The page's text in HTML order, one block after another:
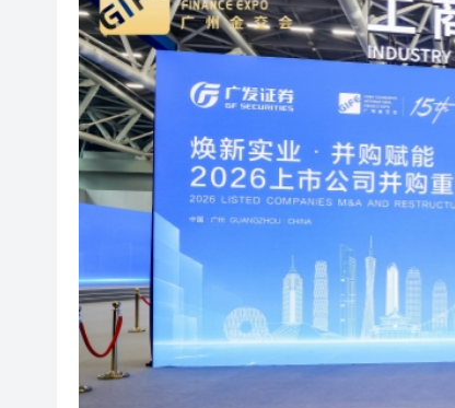
有片丨黃仁勳現身台北電
山東土地集團8.9億控股嘉
Q1淨利大增52%、「北鯤
《給阿嬤的情書》票房超15
警務處副處長(行動)葉雲
家鄉市集嘉年華第二日 攤
威海特色非遺「花餑餑」
有片｜私家車西九龍公路
有片丨黃仁勳現身台北電